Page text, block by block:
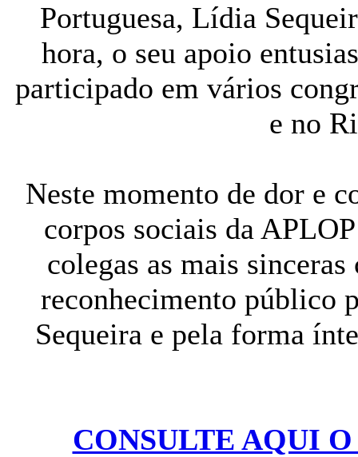
Portuguesa, Lídia
hora, o seu apoio
participado em vários
e no
Neste momento de dor e
corpos sociais da
colegas as mais
reconhecimento público
Sequeira e pela forma
CONSULTE AQUI